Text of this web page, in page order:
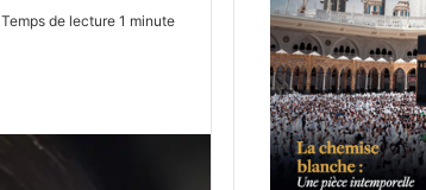
Temps de lecture 1 minute